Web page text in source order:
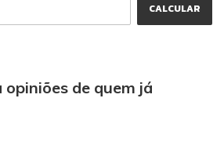
CALCULAR
de quem já